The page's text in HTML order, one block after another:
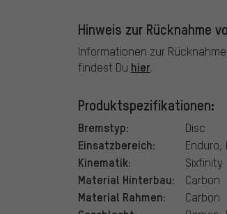
Hinweis zur Rücknahme
Informationen zur
findest Du hier.
Produktspezifikationen:
Bremstyp: Disc
Einsatzbereich: Enduro,
Kinematik: Sixfinity
Material Hinterbau: Carbon
Material Rahmen: Carbon